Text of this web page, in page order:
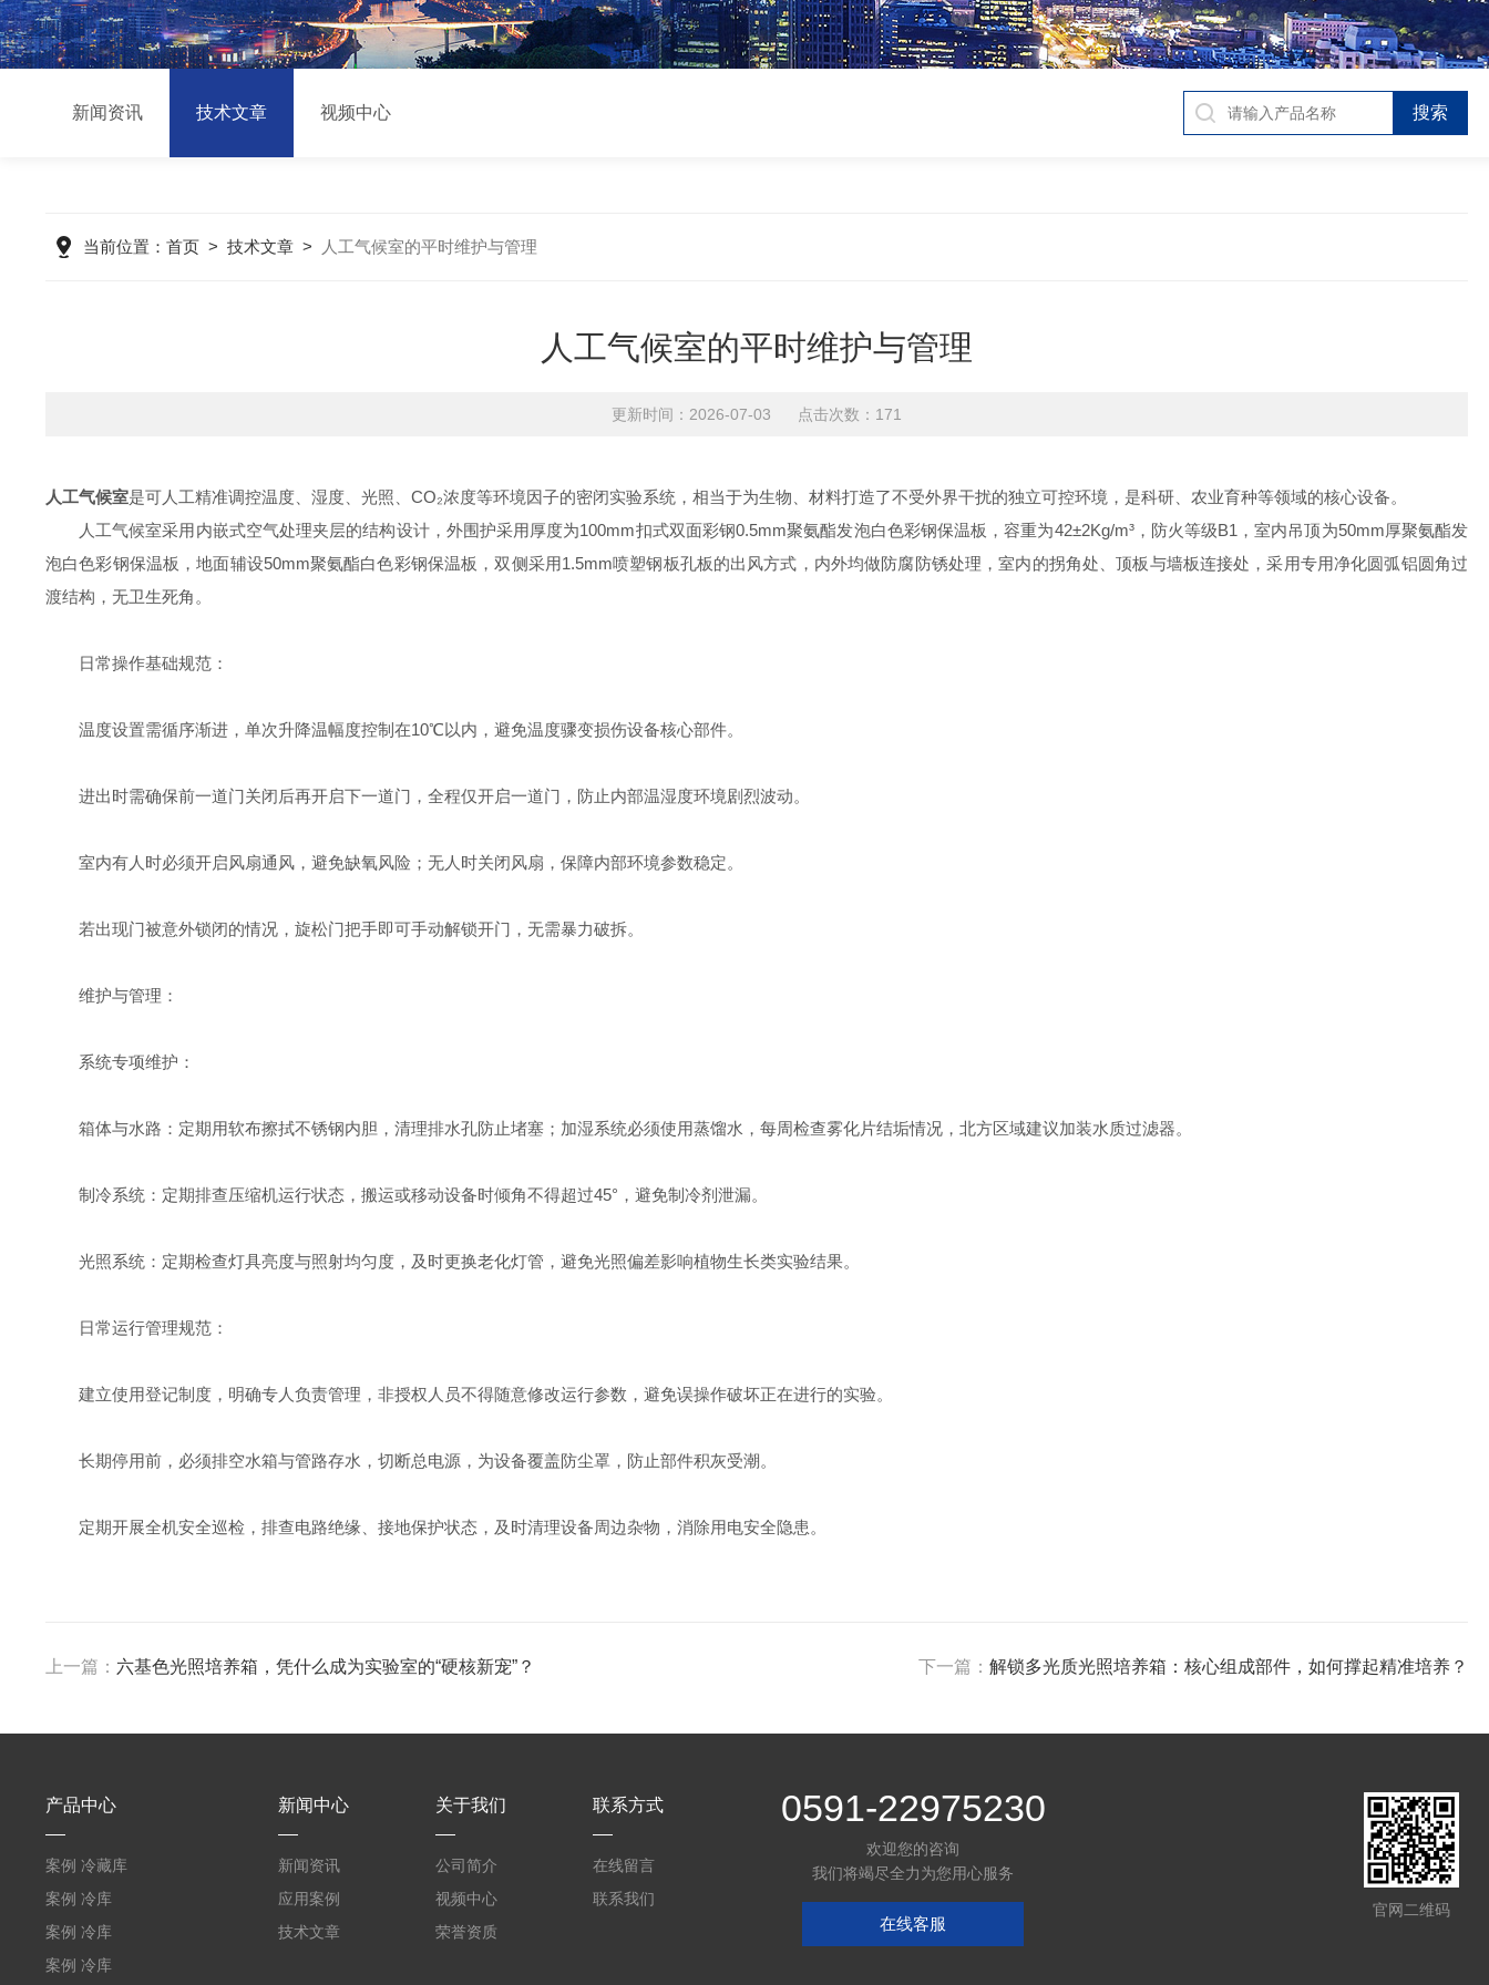
新闻资讯 技术文章 视频中心
当前位置： 首页> 技术文章> 人工气候室的平时维护与管理
人工气候室的平时维护与管理
更新时间：2026-07-03 点击次数：171
人工气候室是可人工精准调控温度、湿度、光照、CO₂浓度等环境因子的密闭实验系统，相当于为生物、材料打造了不受外界干扰的独立可控环境，是科研、农业育种等领域的核心设备。
人工气候室采用内嵌式空气处理夹层的结构设计，外围护采用厚度为100mm扣式双面彩钢0.5mm聚氨酯发泡白色彩钢保温板，容重为42±2Kg/m³，防火等级B1，室内吊顶为50mm厚聚氨酯发
泡白色彩钢保温板，地面辅设50mm聚氨酯白色彩钢保温板，双侧采用1.5mm喷塑钢板孔板的出风方式，内外均做防腐防锈处理，室内的拐角处、顶板与墙板连接处，采用专用净化圆弧铝圆角过
渡结构，无卫生死角。
日常操作基础规范：
温度设置需循序渐进，单次升降温幅度控制在10℃以内，避免温度骤变损伤设备核心部件。
进出时需确保前一道门关闭后再开启下一道门，全程仅开启一道门，防止内部温湿度环境剧烈波动。
室内有人时必须开启风扇通风，避免缺氧风险；无人时关闭风扇，保障内部环境参数稳定。
若出现门被意外锁闭的情况，旋松门把手即可手动解锁开门，无需暴力破拆。
维护与管理：
系统专项维护：
箱体与水路：定期用软布擦拭不锈钢内胆，清理排水孔防止堵塞；加湿系统必须使用蒸馏水，每周检查雾化片结垢情况，北方区域建议加装水质过滤器。
制冷系统：定期排查压缩机运行状态，搬运或移动设备时倾角不得超过45°，避免制冷剂泄漏。
光照系统：定期检查灯具亮度与照射均匀度，及时更换老化灯管，避免光照偏差影响植物生长类实验结果。
日常运行管理规范：
建立使用登记制度，明确专人负责管理，非授权人员不得随意修改运行参数，避免误操作破坏正在进行的实验。
长期停用前，必须排空水箱与管路存水，切断总电源，为设备覆盖防尘罩，防止部件积灰受潮。
定期开展全机安全巡检，排查电路绝缘、接地保护状态，及时清理设备周边杂物，消除用电安全隐患。
上一篇： 六基色光照培养箱，凭什么成为实验室的“硬核新宠”？ 下一篇：解锁多光质光照培养箱：核心组成部件，如何撑起精准培养？
产品中心
案例 冷藏库
W5400mm*H2800mm*L7010mm
案例 冷库
（L5.8m*W3.5m*H2m）
福建兵工厂
案例 冷库
（L3.6m*W6.5m*2.5m）
案例 冷库
新闻中心
新闻资讯
应用案例
技术文章
关于我们
公司简介
视频中心
荣誉资质
联系方式
在线留言
联系我们
0591-22975230
欢迎您的咨询
我们将竭尽全力为您用心服务
在线客服
官网二维码